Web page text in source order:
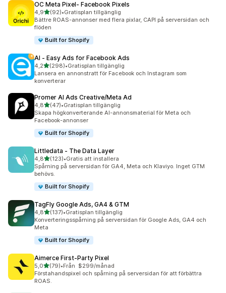
OC Meta Pixel‑ Facebook Pixels
4,9av 5 stjärnor
(92)
92 recensioner totalt
•Gratisplan tillgänglig
Bättre ROAS-annonser med flera pixlar, CAPI på serversidan och
flöden
Built for Shopify
AI ‑ Easy Ads for Facebook Ads
4,2av 5 stjärnor
(298)
298 recensioner totalt
•Gratisplan tillgänglig
Lansera en annonstratt för Facebook och Instagram som
konverterar
Promer AI Ads Creative/Meta Ad
4,8av 5 stjärnor
(47)
47 recensioner totalt
•Gratisplan tillgänglig
Skapa högkonverterande AI-annonsmaterial för Meta och
Facebook-annonser
Built for Shopify
Littledata ‑ The Data Layer
4,8av 5 stjärnor
(123)
123 recensioner totalt
•Gratis att installera
Spårning på serversidan för GA4, Meta och Klaviyo. Inget GTM
behövs.
Built for Shopify
TagFly Google Ads, GA4 & GTM
4,8av 5 stjärnor
(137)
137 recensioner totalt
•Gratisplan tillgänglig
Konverteringsspårning på serversidan för Google Ads, GA4 och
Meta
Built for Shopify
Aimerce First‑Party Pixel
5,0av 5 stjärnor
(79)
79 recensioner totalt
•Från $299/månad
Förstahandspixel och spårning på serversidan för att förbättra
ROAS.